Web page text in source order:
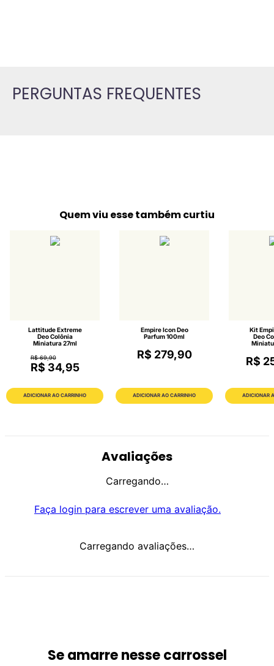
PERGUNTAS FREQUENTES
Quem viu esse também curtiu
Lattitude Extreme
Deo Colônia
Miniatura 27ml
R$ 69,90
R$ 34,95
ADICIONAR AO CARRINHO
Empire Icon Deo
Parfum 100ml
R$ 279,90
ADICIONAR AO CARRINHO
Kit
Deo
R$
ADICIONAR
Avaliações
Carregando…
Faça login para escrever uma avaliação.
Carregando avaliações…
Se amarre nesse carrossel